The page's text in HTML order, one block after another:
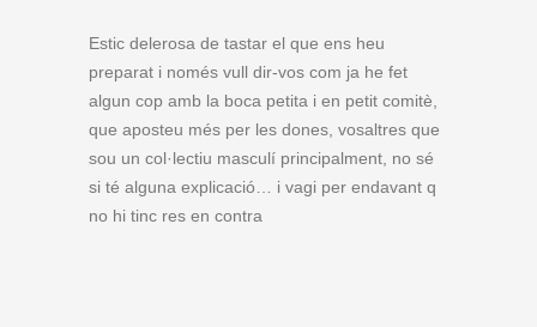
Estic delerosa de tastar el que ens heu
preparat i només vull dir-vos com ja he fet
algun cop amb la boca petita i en petit comitè,
que aposteu més per les dones, vosaltres que
sou un col·lectiu masculí principalment, no sé
si té alguna explicació… i vagi per endavant q
no hi tinc res en contra